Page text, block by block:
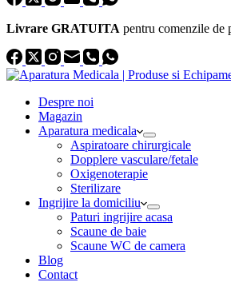
Livrare GRATUITA pentru comenzile de
Despre noi
Magazin
Aparatura medicala
Aspiratoare chirurgicale
Dopplere vasculare/fetale
Oxigenoterapie
Sterilizare
Ingrijire la domiciliu
Paturi ingrijire acasa
Scaune de baie
Scaune WC de camera
Blog
Contact